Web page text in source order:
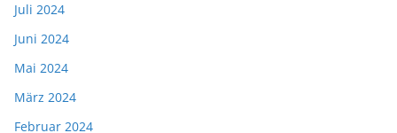
Juli 2024
Juni 2024
Mai 2024
März 2024
Februar 2024